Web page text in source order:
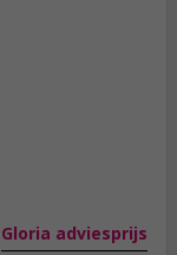
Gloria adviesprijs